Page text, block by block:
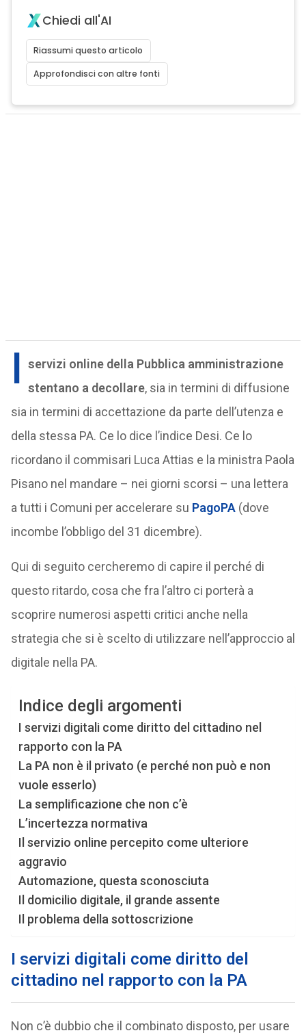
Chiedi all'AI
Riassumi questo articolo
Approfondisci con altre fonti
I servizi online della Pubblica amministrazione
stentano a decollare, sia in termini di diffusione
sia in termini di accettazione da parte dell’utenza e
della stessa PA. Ce lo dice l’indice Desi. Ce lo
ricordano il commisari Luca Attias e la ministra Paola
Pisano nel mandare – nei giorni scorsi – una lettera
a tutti i Comuni per accelerare su PagoPA(dove
incombe l’obbligo del 31 dicembre).
Qui di seguito cercheremo di capire il perché di
questo ritardo, cosa che fra l’altro ci porterà a
scoprire numerosi aspetti critici anche nella
strategia che si è scelto di utilizzare nell’approccio al
digitale nella PA.
Indice degli argomenti
I servizi digitali come diritto del cittadino nel
rapporto con la PA
La PA non è il privato (e perché non può e non
vuole esserlo)
La semplificazione che non c’è
L’incertezza normativa
Il servizio online percepito come ulteriore
aggravio
Automazione, questa sconosciuta
Il domicilio digitale, il grande assente
Il problema della sottoscrizione
I servizi digitali come diritto del
cittadino nel rapporto con la PA
Non c’è dubbio che il combinato disposto, per usare